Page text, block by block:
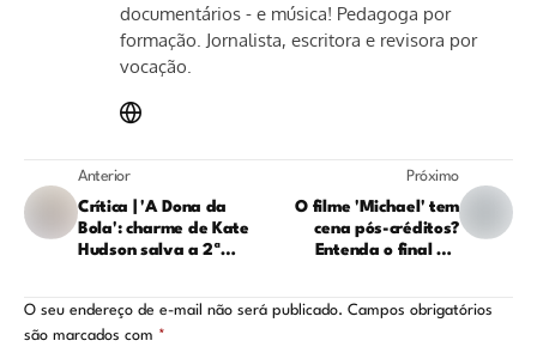
documentários - e música! Pedagoga por
formação. Jornalista, escritora e revisora por
vocação.
Anterior
Crítica | 'A Dona da
Bola': charme de Kate
Hudson salva a 2ª
Próximo
O filme 'Michael' tem
cena pós-créditos?
Entenda o final e o
O seu endereço de e-mail não será publicado. Campos obrigatórios
são marcados com *